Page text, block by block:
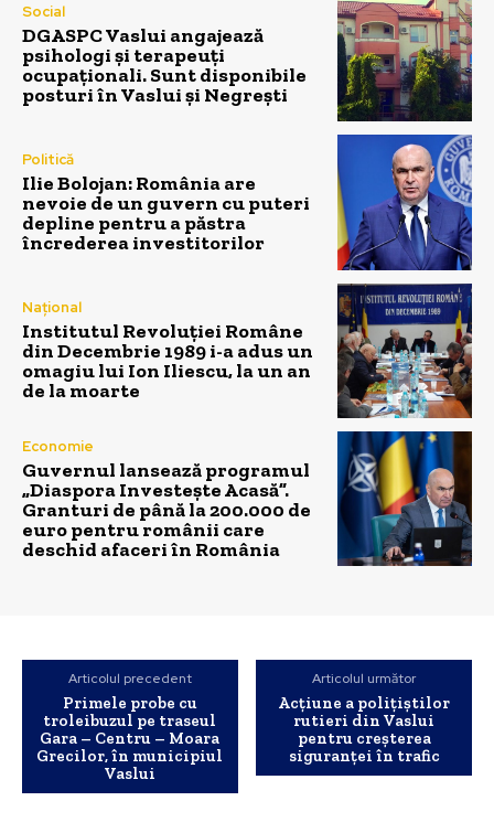
Social
DGASPC Vaslui angajează
psihologi și terapeuți
ocupaționali. Sunt disponibile
posturi în Vaslui și Negrești
Politică
Ilie Bolojan: România are
nevoie de un guvern cu puteri
depline pentru a păstra
încrederea investitorilor
Național
Institutul Revoluției Române
din Decembrie 1989 i-a adus un
omagiu lui Ion Iliescu, la un an
de la moarte
Economie
Guvernul lansează programul
„Diaspora Investește Acasă”.
Granturi de până la 200.000 de
euro pentru românii care
deschid afaceri în România
Articolul precedent
Primele probe cu
troleibuzul pe traseul
Gara – Centru – Moara
Grecilor, în municipiul
Vaslui
Articolul următor
Acțiune a polițiștilor
rutieri din Vaslui
pentru creșterea
siguranței în trafic